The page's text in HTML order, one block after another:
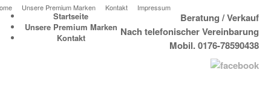
Unsere Premium Marken Kontakt Impressum
Beratung / Verkauf
Nach telefonischer Vereinbarung
Mobil. 0176-78590438
Startseite
Unsere Premium Marken
Kontakt